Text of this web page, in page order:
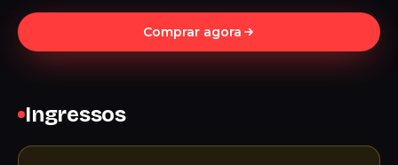
Comprar agora
Ingressos